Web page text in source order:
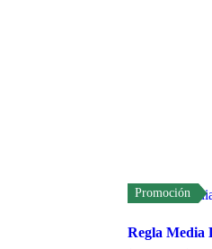
Promoción
Regla Media